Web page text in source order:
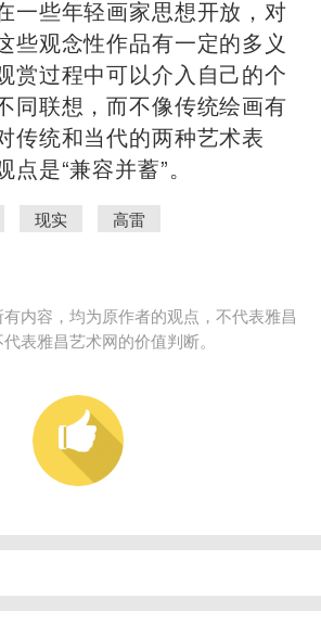
一些年轻画家思想开放，对
些观念性作品有一定的多义
赏过程中可以介入自己的个
同联想，而不像传统绘画有
传统和当代的两种艺术表
是“兼容并蓄”。
现实 高雷
内容，均为原作者的观点，不代表雅昌
表雅昌艺术网的价值判断。